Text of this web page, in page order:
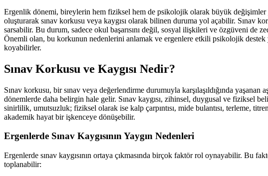
Ergenlik dönemi, bireylerin hem fiziksel hem de psikolojik olarak büyük değişimler
oluşturarak sınav korkusu veya kaygısı olarak bilinen duruma yol açabilir. Sınav
sarsabilir. Bu durum, sadece okul başarısını değil, sosyal ilişkileri ve özgüveni de
Önemli olan, bu korkunun nedenlerini anlamak ve ergenlere etkili psikolojik
koyabilirler.
Sınav Korkusu ve Kaygısı Nedir?
Sınav korkusu, bir sınav veya değerlendirme durumuyla karşılaşıldığında
dönemlerde daha belirgin hale gelir. Sınav kaygısı, zihinsel, duygusal ve fiziksel
sinirlilik, umutsuzluk; fiziksel olarak ise kalp çarpıntısı, mide bulantısı, terleme,
akademik hayat bir işkenceye dönüşebilir.
Ergenlerde Sınav Kaygısının Yaygın Nedenleri
Ergenlerde sınav kaygısının ortaya çıkmasında birçok faktör rol oynayabilir. Bu
toplanabilir: